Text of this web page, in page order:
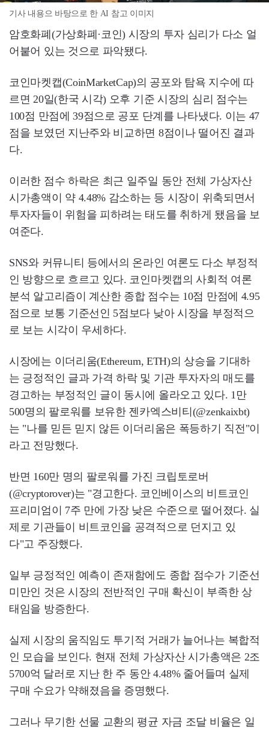
기사 내용으 바탕으로 한 AI 참고 이미지
암호화폐(가상화폐·코인) 시장의 투자 심리가 다소 얼
어붙어 있는 것으로 파악됐다.
코인마켓캡(CoinMarketCap)의 공포와 탐욕 지수에 따
르면 20일(한국 시각) 오후 기준 시장의 심리 점수는
100점 만점에 39점으로 공포 단계를 나타냈다. 이는 47
점을 보였던 지난주와 비교하면 8점이나 떨어진 결과
다.
이러한 점수 하락은 최근 일주일 동안 전체 가상자산
시가총액이 약 4.48% 감소하는 등 시장이 위축되면서
투자자들이 위험을 피하려는 태도를 취하게 됐음을 보
여준다.
SNS와 커뮤니티 등에서의 온라인 여론도 다소 부정적
인 방향으로 흐르고 있다. 코인마켓캡의 사회적 여론
분석 알고리즘이 계산한 종합 점수는 10점 만점에 4.95
점으로 보통 기준선인 5점보다 낮아 시장을 부정적으
로 보는 시각이 우세하다.
시장에는 이더리움(Ethereum, ETH)의 상승을 기대하
는 긍정적인 글과 가격 하락 및 기관 투자자의 매도를
경고하는 부정적인 글이 동시에 올라오고 있다. 1만
500명의 팔로워를 보유한 젠카엑스비티(@zenkaixbt)
는 "나를 믿든 믿지 않든 이더리움은 폭등하기 직전"이
라고 전망했다.
반면 160만 명의 팔로워를 가진 크립토로버
(@cryptorover)는 "경고한다. 코인베이스의 비트코인
프리미엄이 7주 만에 가장 낮은 수준으로 떨어졌다. 실
제로 기관들이 비트코인을 공격적으로 던지고 있
다"고 주장했다.
일부 긍정적인 예측이 존재함에도 종합 점수가 기준선
미만인 것은 시장의 전반적인 구매 확신이 부족한 상
태임을 방증한다.
실제 시장의 움직임도 투기적 거래가 늘어나는 복합적
인 모습을 보인다. 현재 전체 가상자산 시가총액은 2조
5700억 달러로 지난 한 주 동안 4.48% 줄어들며 실제
구매 수요가 약해졌음을 증명했다.
그러나 무기한 선물 교환의 평균 자금 조달 비율은 일